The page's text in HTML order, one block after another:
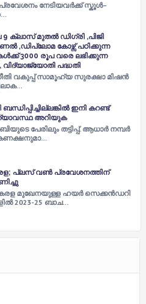
നേടിയവർക്ക് സ്കൂൾ–
9 ക്ലാസ് മുതൽ ഡിഗ്രി ,പിജി
,ഡിപ്ലോമ കോഴ്സ് പഠിക്കുന്ന
3000 രൂപ വരെ ലഭിക്കുന്ന
വിദ്യാജ്യോതി പദ്ധതി
വകുപ്പ് സാമൂഹ്യ സുരക്ഷാ മിഷന്‍
ഇനി കറണ്ട്
അറിയുക
പേരിലും തട്ടിപ്പ്. ആധാർ നമ്പർ
പ്ലസ് വൺ പ്രവേശനത്തിന്
മുഖേനയുള്ള ഹയർ സെക്കൻഡറി
2023-25 ബാച…